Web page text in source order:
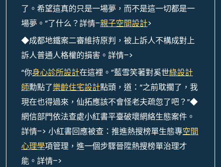
了。希望這真的只是一場夢，而不是這一切都是一
場夢。”了什么？詳情–親子空間設計>
◆成都地鐵案二審維持原判，被上訴人不構成對上
訴人普通人格權的損害。詳情–>
“你身心診所設計在這裡。”藍雪笑著對奚世綠設計
師勳點了樂齡住宅設計點頭，道：“之前耽擱了，我
現在也得過來，仙拓應該不會怪老夫疏忽了吧？”◆
網信部門依法查處小紅書平臺破壞網絡生態案件。
詳情–> 小紅書回應被查：推進熱搜榜單生態專空間
心理學項管理，進一個步驟晉陞熱搜榜單治理才
能。詳情–>